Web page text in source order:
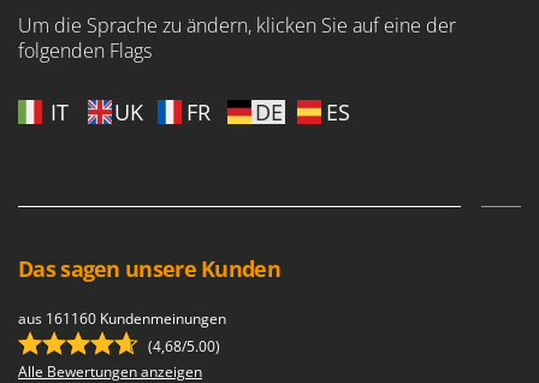
Sortierer für Oliven
Stäubegeräte für Traktor
T
Teppichreiniger und Teppichbodenreiniger
Tomatenpressen
Tragbare Powerstationen
Traktor-Heckenscheren mit Ausleger
Il-Tec
Imperia
Intec
ITM
J JOLLY ITALIA
Um die Sprache zu ändern, klicken Sie auf eine der
folgenden Flags
IT UK FR DE ES
Das sagen unsere Kunden
aus 161160 Kundenmeinungen
(4,68/5.00)
Alle Bewertungen anzeigen